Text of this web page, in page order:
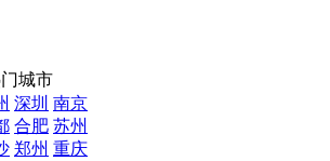
城市
深圳 南京
合肥 苏州
郑州 重庆